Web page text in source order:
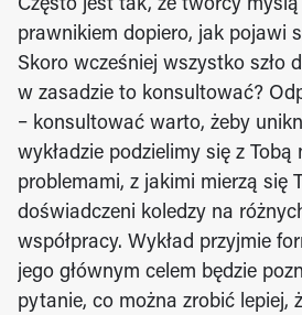
Często jest tak, że twórcy
prawnikiem dopiero, jak pojawi
Skoro wcześniej wszystko szło
w zasadzie to konsultować?
– konsultować warto, żeby
wykładzie podzielimy się z Tobą
problemami, z jakimi mierzą się
doświadczeni koledzy na
współpracy. Wykład przyjmie
jego głównym celem będzie
pytanie, co można zrobić lepiej,